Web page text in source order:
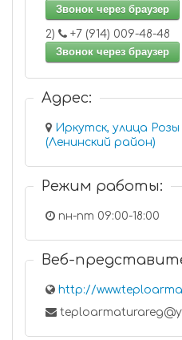
Звонок через браузер
2)
+7 (914) 009-48-48
Звонок через браузер
Адрес:
Иркутск, улица Розы
(Ленинский район)
Режим работы:
пн-пт 09:00-18:00
Веб-
http://